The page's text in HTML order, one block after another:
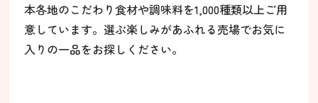
本各地のこだわり食材や調味料を1,000種類以上ご用
意しています。選ぶ楽しみがあふれる売場でお気に
入りの一品をお探しください。